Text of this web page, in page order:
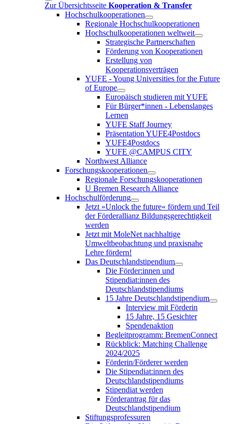
Zur Übersichtsseite Kooperation & Transfer
Hochschulkooperationen
Regionale Hochschulkooperationen
Hochschulkooperationen weltweit
Strategische Partnerschaften
Förderung von Kooperationen
Erstellung von
Kooperationsverträgen
YUFE - Young Universities for the Future
of Europe
Europäisch studieren mit YUFE
Für Bürger*innen - Lebenslanges
Lernen
YUFE Staff Journey
Präsentation YUFE4Postdocs
YUFE4Postdocs
YUFE @CAMPUS CITY
Northwest Alliance
Forschungskooperationen
Regionale Forschungskooperationen
U Bremen Research Alliance
Hochschulförderung
Jetzt »Unlock the future« fördern und Teil
der Förderallianz Bildungsgerechtigkeit
werden
Jetzt mit MoleNet nachhaltige
Umweltbeobachtung und praxisnahe
Lehre fördern!
Das Deutschlandstipendium
Die Förder:innen und
Stipendiat:innen des
Deutschlandstipendiums
15 Jahre Deutschlandstipendium
Interview mit Förderin
15 Jahre, 15 Gesichter
Spendenaktion
Begleitprogramm: BremenConnect
Rückblick: Matching Challenge
2024/2025
Förderin/Förderer werden
Die Stipendiat:innen des
Deutschlandstipendiums
Stipendiat werden
Förderantrag für das
Deutschlandstipendium
Stiftungsprofessuren